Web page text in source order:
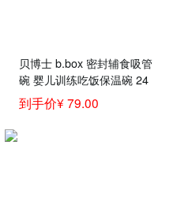
贝博士 b.box 密封辅食吸管
碗 婴儿训练吃饭保温碗 24
0ml
到手价¥ 79.00